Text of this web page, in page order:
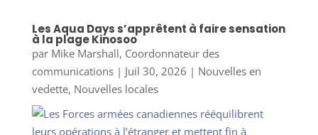
Les Aqua Days s’apprêtent à faire sensation
à la plage Kinosoo
par Mike Marshall, Coordonnateur des
communications| Juil 30, 2026 | Nouvelles en
vedette, Nouvelles locales